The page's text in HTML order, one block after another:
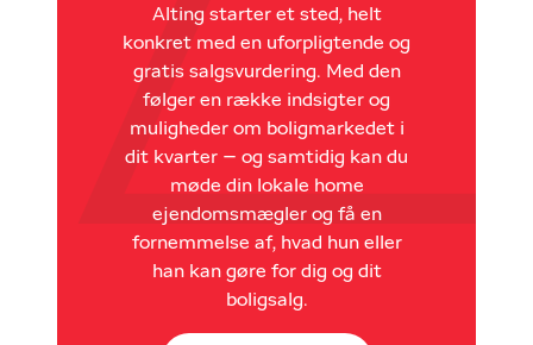
Alting starter et sted, helt
konkret med en uforpligtende og
gratis salgsvurdering. Med den
følger en række indsigter og
muligheder om boligmarkedet i
dit kvarter – og samtidig kan du
møde din lokale home
ejendomsmægler og få en
fornemmelse af, hvad hun eller
han kan gøre for dig og dit
boligsalg.